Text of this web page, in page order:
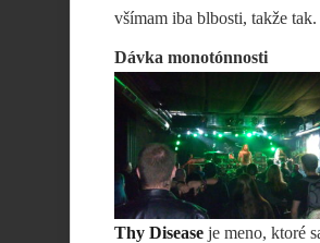
všímam iba blbosti, takže tak.
Dávka monotónnosti
Thy Disease je meno, ktoré